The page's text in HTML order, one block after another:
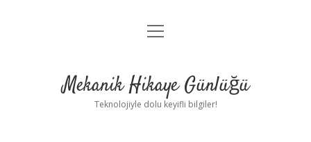
Anasayfa
Yasal Uyarı
menüyü
Mekanik Hikaye Günlüğü
Teknolojiyle dolu keyifli bilgiler!